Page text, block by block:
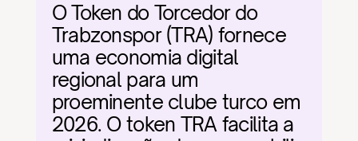
O Token do Torcedor do
Trabzonspor (TRA) fornece
uma economia digital
regional para um
proeminente clube turco em
2026. O token TRA facilita a